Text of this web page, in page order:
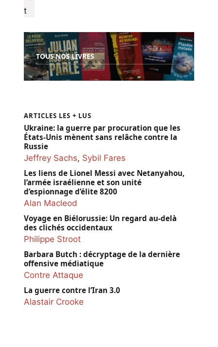
TOUS NOS LIVRES
ARTICLES LES + LUS
Ukraine: la guerre par procuration que les
États-Unis mènent sans relâche contre la
Russie
Jeffrey Sachs, Sybil Fares
Les liens de Lionel Messi avec Netanyahou,
l’armée israélienne et son unité
d’espionnage d’élite 8200
Alan Macleod
Voyage en Biélorussie: Un regard au-delà
des clichés occidentaux
Philippe Stroot
Barbara Butch : décryptage de la dernière
offensive médiatique
Contre Attaque
La guerre contre l’Iran 3.0
Alastair Crooke